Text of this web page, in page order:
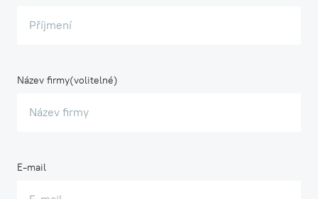
Název firmy
E-mail